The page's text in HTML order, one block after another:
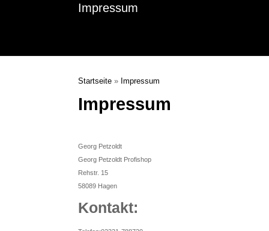
Impressum
Startseite » Impressum
Impressum
Georg Petzoldt
Georg Petzoldt Profishop
Rehstr. 15
58089 Hagen
Kontakt: